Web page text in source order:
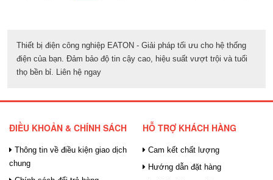
Thiết bị điện công nghiệp EATON - Giải pháp tối ưu cho hệ thống
điện của bạn. Đảm bảo độ tin cậy cao, hiệu suất vượt trội và tuổi
thọ bền bỉ. Liên hệ ngay
ĐIỀU KHOẢN & CHÍNH SÁCH
Thông tin về điều kiện giao dịch
chung
HỖ TRỢ KHÁCH HÀNG
Cam kết chất lượng
Hướng dẫn đặt hàng